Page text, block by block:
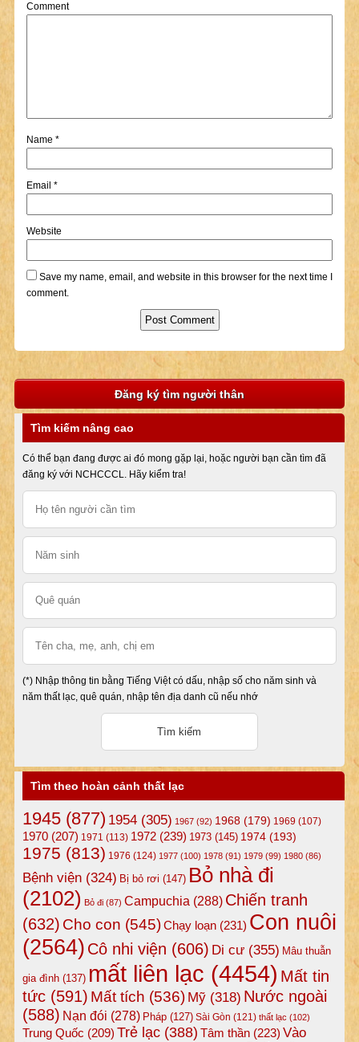
Comment
Name *
Email *
Website
Save my name, email, and website in this browser for the next time I
comment.
Đăng ký tìm người thân
Tìm kiếm nâng cao
Có thể bạn đang được ai đó mong gặp lại, hoặc người bạn cần tìm đã
đăng ký với NCHCCCL. Hãy kiểm tra!
(*) Nhập thông tin bằng Tiếng Việt có dấu, nhập số cho năm sinh và
năm thất lạc, quê quán, nhập tên địa danh cũ nếu nhớ
Tìm theo hoàn cảnh thất lạc
1945(877) 1954(305) 1967(92) 1968(179) 1969 (107)
1970(207) 1971 (113) 1972(239) 1973(145) 1974(193)
1975 (813) 1976 (124) 1977(100) 1978(91) 1979(99) 1980(86)
Bệnh viện(324) Bị bỏ rơi (147) Bỏ nhà đi
(2102) Bỏ đi(87) Campuchia (288) Chiến tranh
(632) Cho con (545)Chạy loạn(231) Con nuôi
(2564) Cô nhi viện (606) Di cư(355) Mâu thuẫn
gia đình(137) mất liên lạc (4454) Mất tin
tức(591) Mất tích (536) Mỹ(318) Nước ngoài
(588) Nạn đói (278) Pháp(127) Sài Gòn (121) thất lạc (102)
Trung Quốc (209) Trẻ lạc(388) Tâm thần(223) Vào